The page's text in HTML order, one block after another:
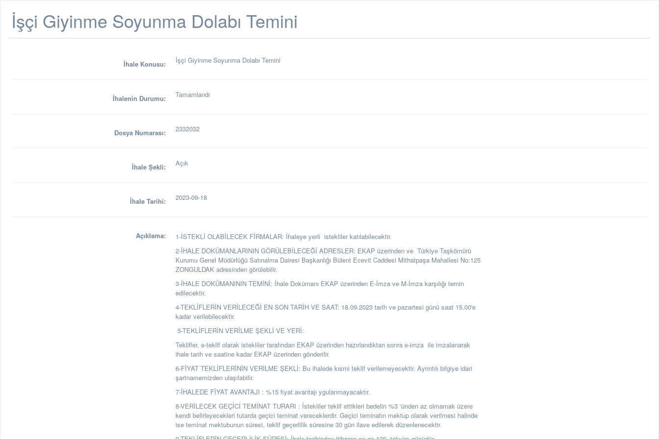
İşçi Giyinme Soyunma Dolabı Temini
İhale Konusu: İşçi Giyinme Soyunma Dolabı Temini
İhalenin Durumu: Tamamlandı
Dosya Numarası: 2332032
İhale Şekli: Açık
İhale Tarihi: 2023-09-18
Açıklama:
1-İSTEKLİ OLABİLECEK FİRMALAR: İhaleye yerli istekliler katılabilecektir.
2-İHALE DOKÜMANLARININ GÖRÜLEBİLECEĞİ ADRESLER: EKAP üzerinden ve Türkiye Taşkömürü
Kurumu Genel Müdürlüğü Satınalma Dairesi Başkanlığı Bülent Ecevit Caddesi Mithatpaşa Mahallesi No:125
ZONGULDAK adresinden görülebilir.
3-İHALE DOKÜMANININ TEMİNİ: İhale Dokümanı EKAP üzerinden E-İmza ve M-İmza karşılığı temin
edilecektir.
4-TEKLİFLERİN VERİLECEĞİ EN SON TARİH VE SAAT: 18.09.2023 tarih ve pazartesi günü saat 15.00'e
kadar verilebilecektir.
5-TEKLİFLERİN VERİLME ŞEKLİ VE YERİ:
Teklifler, e-teklif olarak istekliler tarafından EKAP üzerinden hazırlandıktan sonra e-imza ile imzalanarak
ihale tarih ve saatine kadar EKAP üzerinden gönderilir.
6-FİYAT TEKLİFLERİNİN VERİLME ŞEKLİ: Bu ihalede kısmi teklif verilemeyecektir. Ayrıntılı bilgiye idari
şartnamemizden ulaşılabilir.
7-İHALEDE FİYAT AVANTAJI : %15 fiyat avantajı ygulanmayacaktır.
8-VERİLECEK GEÇİCİ TEMİNAT TURARI : İstekliler teklif ettikleri bedelin %3 ‘ünden az olmamak üzere
kendi belirleyecekleri tutarda geçici teminat vereceklerdir. Geçici teminatın mektup olarak verilmesi halinde
ise teminat mektubunun süresi, teklif geçerlilik süresine 30 gün ilave edilerek düzenlenecektir.